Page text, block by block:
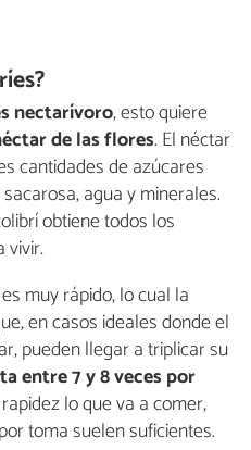
nectarívoro, esto quiere
de las flores. El néctar
cantidades de azúcares
agua y minerales.
obtiene todos los
vivir.
muy rápido, lo cual la
en casos ideales donde el
pueden llegar a triplicar su
entre 7 y 8 veces por
lo que va a comer,
toma suelen suficientes.